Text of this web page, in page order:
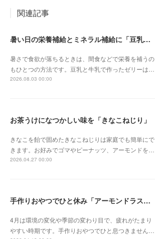
関連記事
暑い日の栄養補給とミネラル補給に「豆乳ミルクゼリー」
暑さで食欲が落ちるときは、間食などで栄養を補うの
もひとつの方法です。豆乳と牛乳で作ったゼリーは…
2026.08.03 00:00
お茶うけになつかしい味を「きなこねじり」
きなこを飴で固めたきなこねじりは家庭でも簡単にで
きます。お好みでゴマやピーナッツ、アーモンドを…
2026.04.27 00:00
手作りおやつでひと休み「アーモンドラスク」
4月は環境の変化や季節の変わり目で、疲れがたまり
やすい時期です。手作りおやつでひと息つきません…